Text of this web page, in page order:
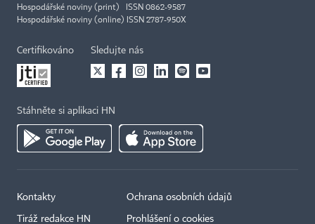
Hospodářské noviny (print) ISSN 0862-9587
Hospodářské noviny (online) ISSN 2787-950X
Certifikováno Sledujte nás
Stáhněte si aplikaci HN
Kontakty
Tiráž redakce HN
Ochrana osobních údajů
Prohlášení o cookies